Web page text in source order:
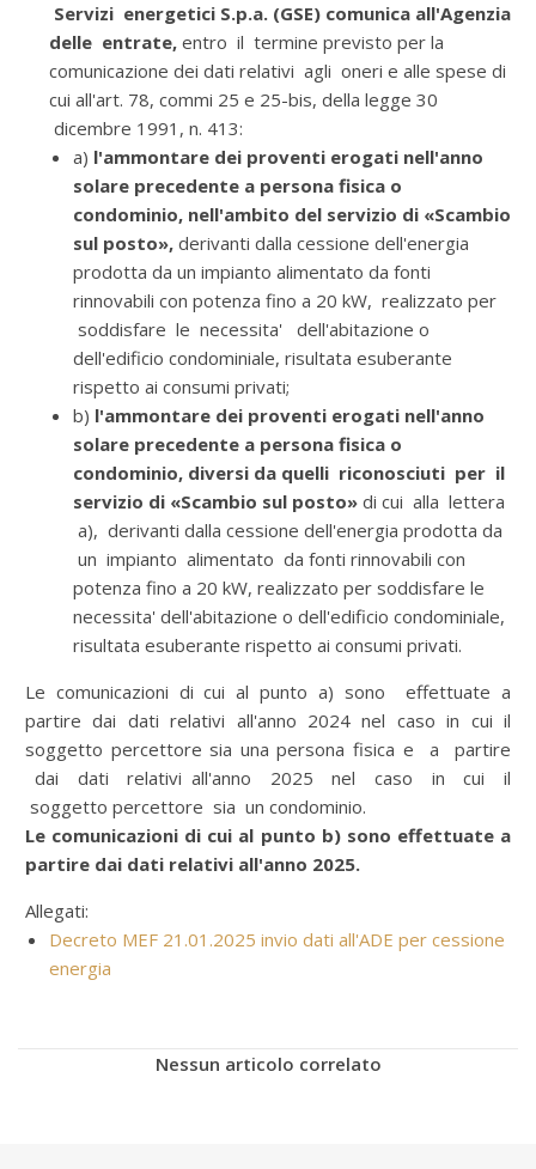
Servizi energetici S.p.a. (GSE) comunica all'Agenzia
delle entrate, entro il termine previsto per la
comunicazione dei dati relativi agli oneri e alle spese di
cui all'art. 78, commi 25 e 25-bis, della legge 30
dicembre 1991, n. 413:
a) l'ammontare dei proventi erogati nell'anno
solare precedente a persona fisica o
condominio, nell'ambito del servizio di «Scambio
sul posto», derivanti dalla cessione dell'energia
prodotta da un impianto alimentato da fonti
rinnovabili con potenza fino a 20 kW, realizzato per
soddisfare le necessita' dell'abitazione o
dell'edificio condominiale, risultata esuberante
rispetto ai consumi privati;
b) l'ammontare dei proventi erogati nell'anno
solare precedente a persona fisica o
condominio, diversi da quelli riconosciuti per il
servizio di «Scambio sul posto» di cui alla lettera
a), derivanti dalla cessione dell'energia prodotta da
un impianto alimentato da fonti rinnovabili con
potenza fino a 20 kW, realizzato per soddisfare le
necessita' dell'abitazione o dell'edificio condominiale,
risultata esuberante rispetto ai consumi privati.
Le comunicazioni di cui al punto a) sono effettuate a
partire dai dati relativi all'anno 2024 nel caso in cui il
soggetto percettore sia una persona fisica e a partire
dai dati relativi all'anno 2025 nel caso in cui il
soggetto percettore sia un condominio.
Le comunicazioni di cui al punto b) sono effettuate a
partire dai dati relativi all'anno 2025.
Allegati:
Decreto MEF 21.01.2025 invio dati all'ADE per cessione
energia
Nessun articolo correlato